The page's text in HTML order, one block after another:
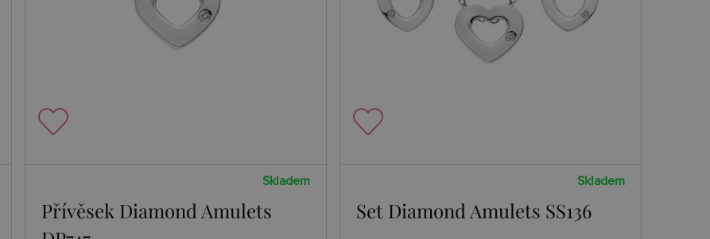
Skladem
Přívěsek Diamond Amulets
Skladem
Set Diamond Amulets SS136